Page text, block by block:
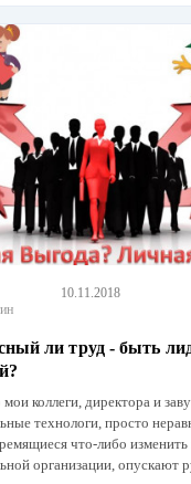
10.11.2018
ли труд - быть
коллеги, директора и
технологи, просто
что-либо изменить
организации, опускают